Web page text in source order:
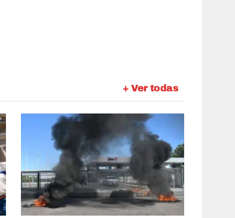
+ Ver todas